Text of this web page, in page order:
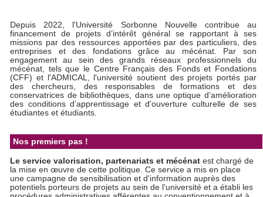
Depuis 2022, l'Université Sorbonne Nouvelle contribue au
financement de projets d’intérêt général se rapportant à ses
missions par des ressources apportées par des particuliers, des
entreprises et des fondations grâce au mécénat. Par son
engagement au sein des grands réseaux professionnels du
mécénat, tels que le Centre Français des Fonds et Fondations
(CFF) et l'ADMICAL, l'université soutient des projets portés par
des chercheurs, des responsables de formations et des
conservatrices de bibliothèques, dans une optique d’amélioration
des conditions d’apprentissage et d'ouverture culturelle de ses
étudiantes et étudiants.
Nos premiers pas !
Le service valorisation, partenariats et mécénat est chargé de
la mise en œuvre de cette politique. Ce service a mis en place
une campagne de sensibilisation et d'information auprès des
potentiels porteurs de projets au sein de l'université et a établi les